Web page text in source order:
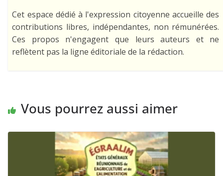
Cet espace dédié à l'expression citoyenne accueille des
contributions libres, indépendantes, non rémunérées.
Ces propos n'engagent que leurs auteurs et ne
reflètent pas la ligne éditoriale de la rédaction.
Vous pourrez aussi aimer